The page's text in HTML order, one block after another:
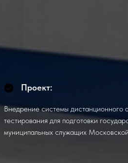
Проект:
Внедрение системы дистанционного
тестирования для подготовки
муниципальных служащих